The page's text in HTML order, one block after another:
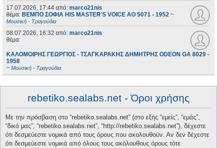
17.07.2026, 17:44 από: marco21nis
θέμα: ΒΕΜΠΟ ΣΟΦΙΑ HIS MASTER'S VOICE AO 5071 - 1952 ~
Μουσική - Τραγούδια
08.07.2026, 16:32 από: marco21nis
θέμα:
ΚΑΛΟΜΟΙΡΗΣ ΓΕΩΡΓΙΟΣ - ΤΣΑΓΚΑΡΑΚΗΣ ΔΗΜΗΤΡΗΣ ODEON GA 8029 -
1958
~ Μουσική - Τραγούδια
rebetiko.sealabs.net - Όροι χρήσης
Με την πρόσβαση στο “rebetiko.sealabs.net” (στο εξής “εμείς”, “εμάς”,
“δικό μας”, “rebetiko.sealabs.net”, “http://rebetiko.sealabs.net”), δέχεστε
ότι δεσμεύεστε νομικά από τους όρους που ακολουθούν. Αν δεν δέχεστε
ότι δεσμεύεστε νομικά από όλους τους ακόλουθους όρους τότε